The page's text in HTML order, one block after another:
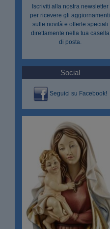
Iscriviti alla nostra newsletter
per ricevere gli aggiornamenti
sulle novità e offerte speciali
direttamente nella tua casella
di posta.
Social
Seguici su Facebook!